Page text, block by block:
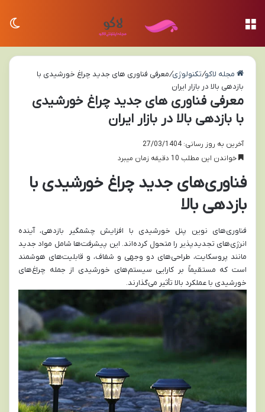
مجله لاکو/تکنولوژی/معرفی فناوری های جدید چراغ خورشیدی با
بازدهی بالا در بازار ایران
معرفی فناوری های جدید چراغ خورشیدی
با بازدهی بالا در بازار ایران
آخرین به روز رسانی: 27/03/1404
خواندن این مطلب 10 دقیقه زمان میبرد
فناوری‌های جدید چراغ خورشیدی با
بازدهی بالا
فناوری‌های نوین پنل خورشیدی با افزایش چشمگیر بازدهی، آینده
انرژی‌های تجدیدپذیر را متحول کرده‌اند. این پیشرفت‌ها شامل مواد جدید
مانند پروسکایت، طراحی‌های دو وجهی و شفاف، و قابلیت‌های هوشمند
است که مستقیماً بر کارایی سیستم‌های خورشیدی از جمله چراغ‌های
خورشیدی با عملکرد بالا تأثیر می‌گذارند.